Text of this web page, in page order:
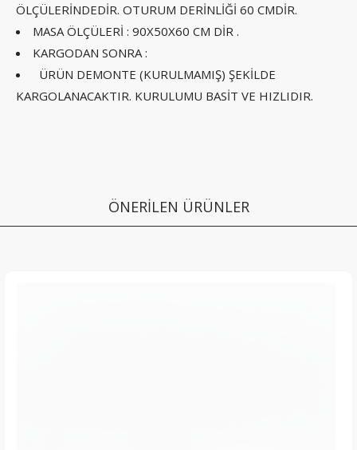
ÖLÇÜLERİNDEDİR. OTURUM DERİNLİĞİ 60 CMDİR.
MASA ÖLÇÜLERİ : 90X50X60 CM DİR .
KARGODAN SONRA :
ÜRÜN DEMONTE (KURULMAMIŞ) ŞEKİLDE
KARGOLANACAKTIR. KURULUMU BASİT VE HIZLIDIR.
ÖNERİLEN ÜRÜNLER